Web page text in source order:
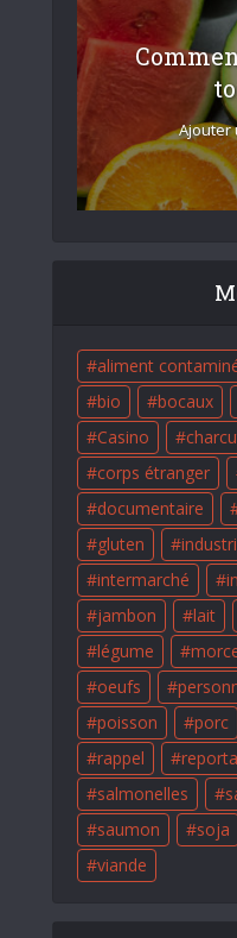
Ajouter
aliment
bio
bocaux
Casino
corps étranger
documentaire
gluten
intermarché
jambon
lait
légume
oeufs
poisson
porc
rappel
salmonelles
saumon
soja
viande